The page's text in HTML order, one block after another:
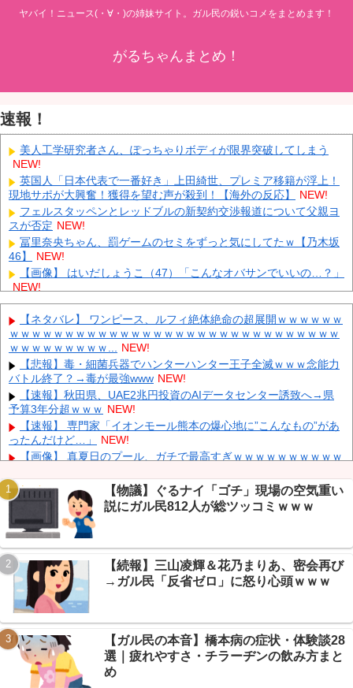
ヤバイ！ニュース(・∀・)の姉妹サイト。ガル民の鋭いコメをまとめます！
がるちゃんまとめ！
速報！
美人工学研究者さん、ぽっちゃりボディが限界突破してしまう
NEW!
英国人「日本代表で一番好き」上田綺世、プレミア移籍が浮上！
現地サポが大興奮！獲得を望む声が殺到！【海外の反応】
NEW!
フェルスタッペンとレッドブルの新契約交渉報道について父親ヨ
スが否定 NEW!
冨里奈央ちゃん、罰ゲームのセミをずっと気にしてたｗ【乃木坂
46】
NEW!
【画像】 はいだしょうこ（47）「こんなオバサンでいいの…？」
NEW!
ダイソーの220円のUSBケーブルが3ヶ月でダメになったんやが
NEW!
中国「大洪水！」三峡ダム「大雨で増水（台風直撃前」中国ダム
「緊急放流！」中国鉄道「列車が走行中に流される」中国避難所
「支援物資は有料です」謎の勢力「え」→ NEW!
韓国人の対日好感度が過去最高に、「ノージャパン」は終わっ
た？＝ネット「中国より100倍いい」 NEW!
【速報】 毎日新聞のベテラン記者を逮捕 包丁で夫を脅した容疑
NEW!
中国人のリウさん、新エネ車で国境越えたら遠隔操作で30時間ロ
ックされる！ NEW!
Powered by livedoor 相互RSS
【ネタバレ】 ワンピース、ルフィ絶体絶命の超展開ｗｗｗｗｗｗ
ｗｗｗｗｗｗｗｗｗｗｗｗｗｗｗｗｗｗｗｗｗｗｗｗｗｗｗｗｗｗ
ｗｗｗｗｗｗｗｗｗ... NEW!
【悲報】毒・細菌兵器でハンターハンター王子全滅ｗｗｗ念能力
バトル終了？→毒が最強www NEW!
【速報】秋田県、UAE2兆円投資のAIデータセンター誘致へ→県
予算3年分超ｗｗｗ NEW!
【速報】 専門家「イオンモール熊本の爆心地に”こんなもの”があ
ったんだけど…」
NEW!
【画像】 真夏日のプール、ガチで最高すぎｗｗｗｗｗｗｗｗｗｗ
内田梨瑚受刑者「社会に戻りたいです」 NEW!
【悲報】免許取り立て大学生、AT限定煽るも→40万かけてペーパ
ードライバーだったｗｗｗ
【保存版】657レスの絵晒しスレ、イッチが全部を全力で褒めた
結果→まさかの神スレ化ｗｗｗ NEW!
【炎上】岸谷蘭丸(25)の喫煙者権利論→芸スポ+民「払うのが嫌な
ら吸うな」総ツッコミｗｗｗ
NEW!
【画像】 福岡、こんなのが普通に走ってるｗｗｗｗｗｗｗｗｗｗ
ｗｗｗｗｗｗ NEW!
【物議】ぐるナイ「ゴチ」現場の空気重い
説にガル民812人が総ツッコミｗｗｗ
【続報】三山凌輝＆花乃まりあ、密会再び
→ガル民「反省ゼロ」に怒り心頭ｗｗｗ
【ガル民の本音】橋本病の症状・体験談28
選｜疲れやすさ・チラーヂンの飲み方まと
め